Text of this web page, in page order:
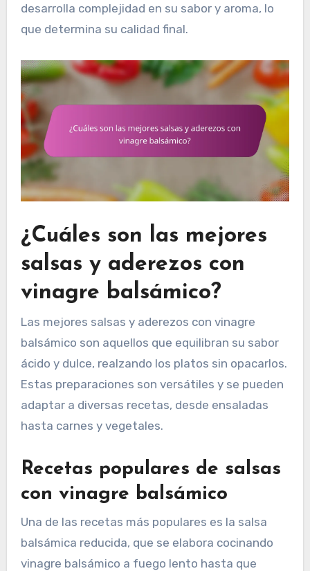
desarrolla complejidad en su sabor y aroma, lo
que determina su calidad final.
¿Cuáles son las mejores
salsas y aderezos con
vinagre balsámico?
Las mejores salsas y aderezos con vinagre
balsámico son aquellos que equilibran su sabor
ácido y dulce, realzando los platos sin opacarlos.
Estas preparaciones son versátiles y se pueden
adaptar a diversas recetas, desde ensaladas
hasta carnes y vegetales.
Recetas populares de salsas
con vinagre balsámico
Una de las recetas más populares es la salsa
balsámica reducida, que se elabora cocinando
vinagre balsámico a fuego lento hasta que